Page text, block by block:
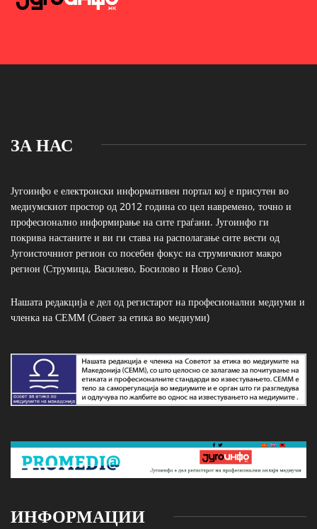
ЗА НАС
Југоинфо е електронски информативен портал кој е присутен во
медиумскиот простор од 2012 година со цел навремено, точно и
професионално информирање на сите граѓани. Југоинфо ги
покрива настаните и ви ги става на располагање сите вести од
Југоисточниот регион со посебен фокус на струмичкиот макро
регион (Струмица, Василево, Босилово и Ново Село).
Нашата редакција е дел од регистарот на професионални медиуми и
членка на СЕММ (Совет за етика во медиуми)
ИНФОРМАЦИИ